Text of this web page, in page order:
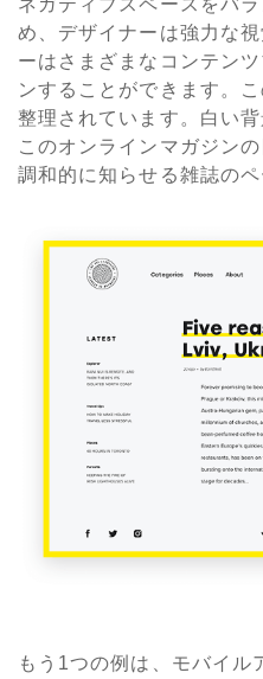
ネガティブスペースをバ
め、デザイナーは強力な
ーはさまざまなコンテン
ンすることができます。
整理されています。白い
このオンラインマガジン
調和的に知らせる雑誌のペ
もう1つの例は、モバイル